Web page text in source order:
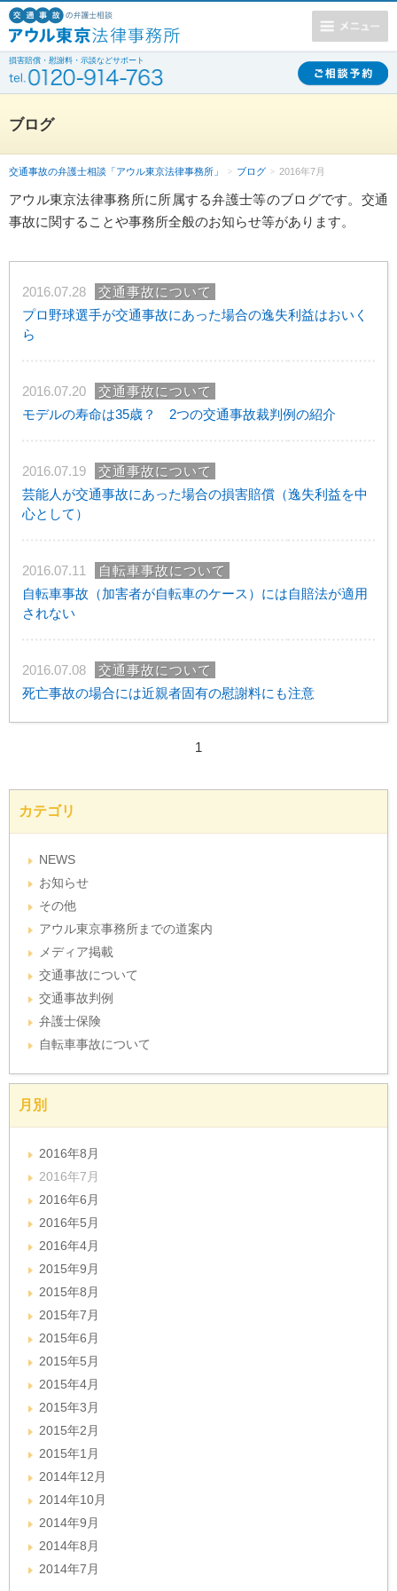
損害賠償・慰謝料・示談などサポート
ブログ
交通事故の弁護士相談「アウル東京法律事務所」 ブログ 2016年7月
アウル東京法律事務所に所属する弁護士等のブログです。交通
事故に関することや事務所全般のお知らせ等があります。
2016.07.28
交通事故について
プロ野球選手が交通事故にあった場合の逸失利益はおいく
ら
2016.07.20
交通事故について
モデルの寿命は35歳？ 2つの交通事故裁判例の紹介
2016.07.19
交通事故について
芸能人が交通事故にあった場合の損害賠償（逸失利益を中
心として）
2016.07.11
自転車事故について
自転車事故（加害者が自転車のケース）には自賠法が適用
されない
2016.07.08
交通事故について
死亡事故の場合には近親者固有の慰謝料にも注意
1
カテゴリ
NEWS
お知らせ
その他
アウル東京事務所までの道案内
メディア掲載
交通事故について
交通事故判例
弁護士保険
自転車事故について
月別
2016年8月
2016年7月
2016年6月
2016年5月
2016年4月
2015年9月
2015年8月
2015年7月
2015年6月
2015年5月
2015年4月
2015年3月
2015年2月
2015年1月
2014年12月
2014年10月
2014年9月
2014年8月
2014年7月